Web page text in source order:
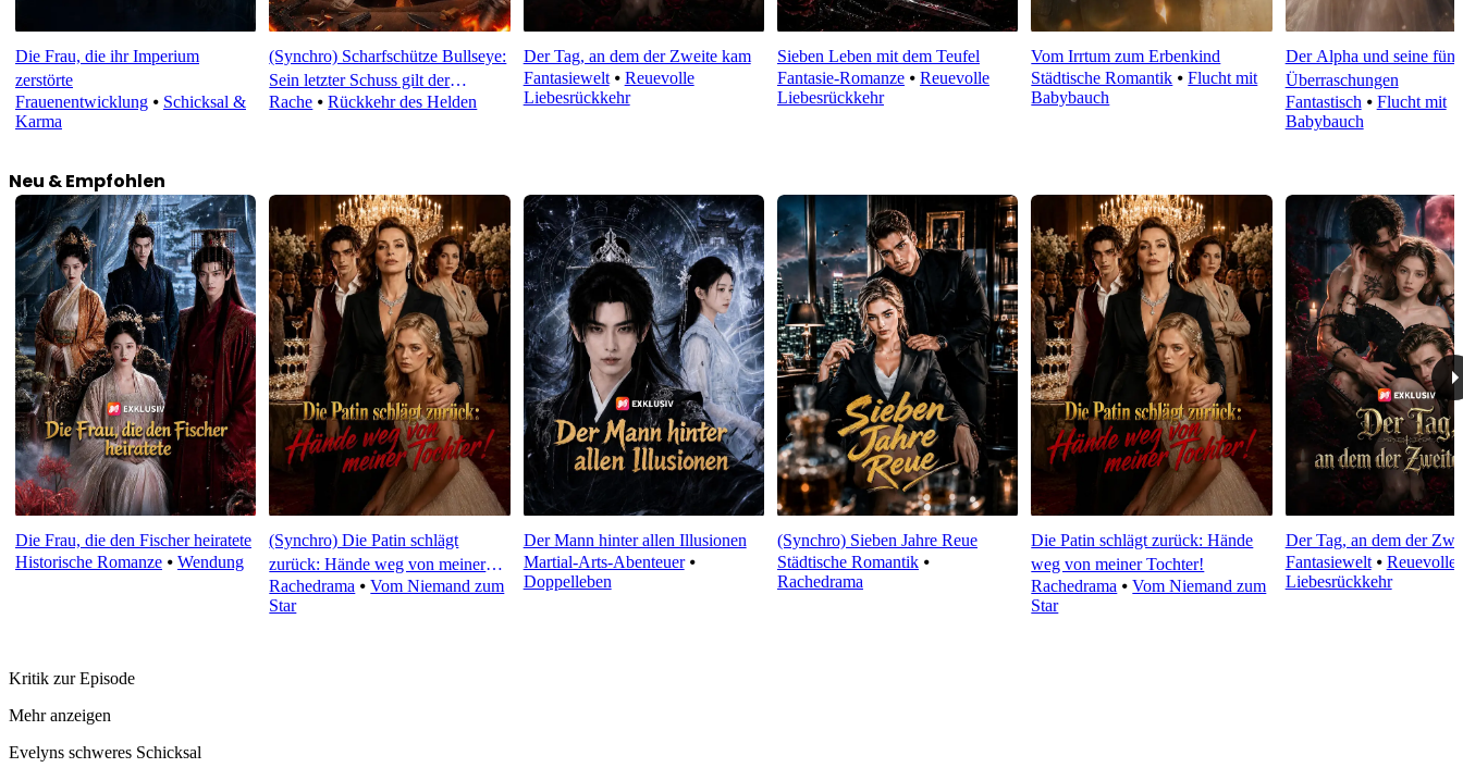
Die Frau, die ihr Imperium
zerstörte
Frauenentwicklung ⦁ Schicksal &
Karma
(Synchro) Scharfschütze Bullseye:
Sein letzter Schuss gilt der
Wahrheit
Rache ⦁Rückkehr des Helden
Der Tag, an dem der Zweite kam
Fantasiewelt⦁ Reuevolle
Liebesrückkehr
Sieben Leben mit dem Teufel
Fantasie-Romanze⦁ Reuevolle
Liebesrückkehr
Vom Irrtum zum Erbenkind
Städtische Romantik ⦁Flucht mit
Babybauch
Der Alpha und seine fünf
Überraschungen
Fantastisch ⦁ Flucht mit
Babybauch
Neu & Empfohlen
Die Frau, die den Fischer heiratete
Historische Romanze ⦁ Wendung
(Synchro) Die Patin schlägt
zurück: Hände weg von meiner
Tochter!
Rachedrama ⦁Vom Niemand zum
Star
Der Mann hinter allen Illusionen
Martial-Arts-Abenteuer⦁
Doppelleben
(Synchro) Sieben Jahre Reue
Städtische Romantik⦁
Rachedrama
Die Patin schlägt zurück: Hände
weg von meiner Tochter!
Rachedrama ⦁Vom Niemand zum
Star
Der Tag, an dem der
Fantasiewelt⦁ Reuevolle
Liebesrückkehr
Kritik zur Episode
Mehr anzeigen
Evelyns schweres Schicksal